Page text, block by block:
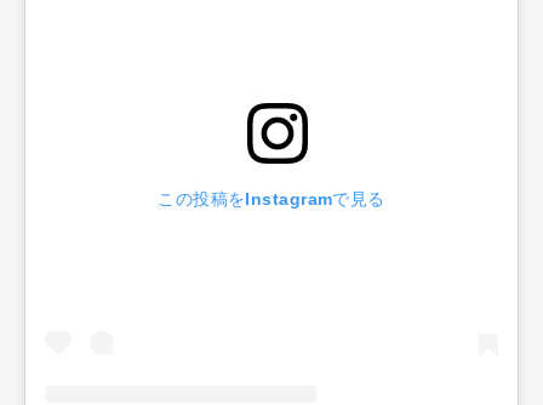
この投稿をInstagramで見る